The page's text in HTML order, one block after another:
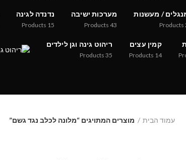
/ מעשנות
Products
מערכות ישיבה
43
Products
נדנדה לגינה
15
Products
קמין עצים
14
Products
ריהוט גינה וגן לילדים
35
Products
עמוד הבית מוצרים המתויגים “מלונה לכלב נגד גשם”